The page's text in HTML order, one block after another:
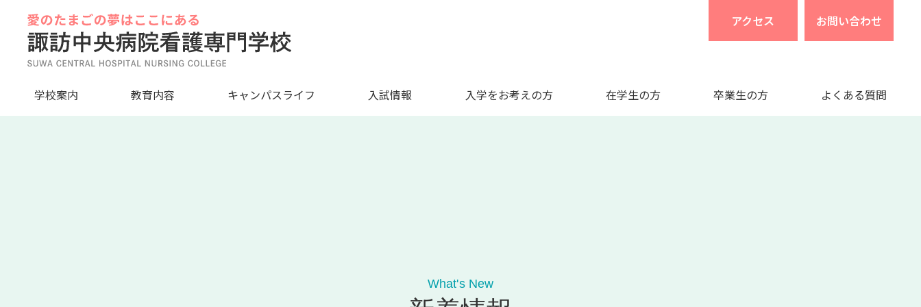
content
アクセス お問い合わせ
学校案内 教育内容 キャンパスライフ 入試情報 入学をお考えの方 在学生の方 卒業生の方 よくある質問
What's New